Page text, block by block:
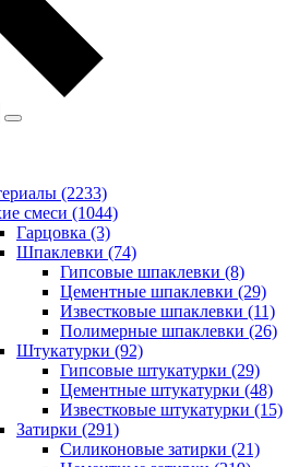
(2233)
смеси (1044)
Гарцовка (3)
Шпаклевки (74)
Гипсовые шпаклевки (8)
Цементные шпаклевки (29)
Известковые шпаклевки (11)
Полимерные шпаклевки (26)
Штукатурки (92)
Гипсовые штукатурки (29)
Цементные штукатурки (48)
Известковые штукатурки (15)
Затирки (291)
Силиконовые затирки (21)